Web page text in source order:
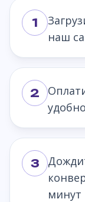
1
наш
2
3
минут